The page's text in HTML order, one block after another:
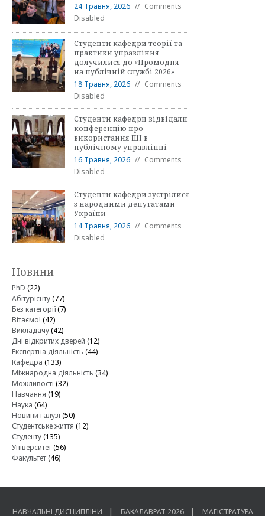
24 Травня, 2026
Comments
Disabled
Студенти кафедри теорії та
практики управління
долучилися до «Промодня
на публічній службі 2026»
18 Травня, 2026
Comments
Disabled
Студенти кафедри відвідали
конференцію про
використання ШІ в
публічному управлінні
16 Травня, 2026
Comments
Disabled
Студенти кафедри зустрілися
з народними депутатами
України
14 Травня, 2026
Comments
Disabled
Новини
PhD (22)
Абітурієнту(77)
Без категорії(7)
Вітаємо! (42)
Викладачу(42)
Дні відкритих дверей (12)
Експертна діяльність (44)
Кафедра (133)
Міжнародна діяльність (34)
Можливості (32)
Навчання (19)
Наука (64)
Новини галузі (50)
Студентське життя (12)
Студенту(135)
Університет(56)
Факультет(46)
НАВЧАЛЬНІ ДИСЦИПЛІНИ БАКАЛАВРАТ 2026 МАГІСТРАТУРА